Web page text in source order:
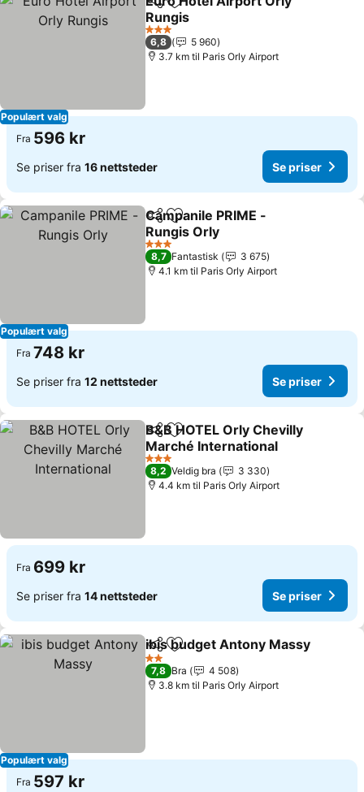
Populært valg
Del Legg til i favoritter
Rungis
Se priser
3 Stjerner
6,8
5 960
3.7 km til Paris Orly Airport
Fra 596 kr
Se priser fra 16 nettsteder Se priser
Populært valg
Del Legg til i favoritter
Campanile PRIME -
Rungis Orly
Se priser
3 Stjerner
8,7 Fantastisk
3 675
4.1 km til Paris Orly Airport
Fra 748 kr
Se priser fra 12 nettsteder Se priser
Del Legg til i favoritter
B&B HOTEL Orly Chevilly
Marché International
Se priser
3 Stjerner
8,2 Veldig bra
3 330
4.4 km til Paris Orly Airport
Fra 699 kr
Se priser fra 14 nettsteder Se priser
Populært valg
Del Legg til i favoritter
ibis budget Antony Massy
2 Stjerner
7,8 Bra
4 508
3.8 km til Paris Orly Airport
Fra 597 kr